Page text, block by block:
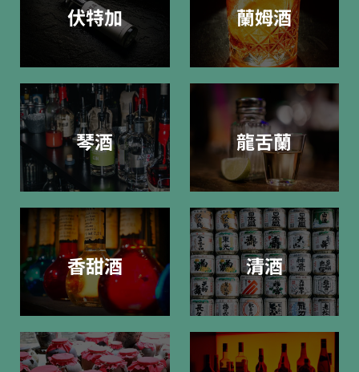
伏特加 蘭姆酒
琴酒 龍舌蘭
香甜酒 清酒